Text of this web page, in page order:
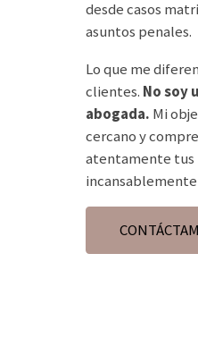
desde casos
asuntos penales.
Lo que me
clientes. No soy
abogada. Mi
cercano y
atentamente tus